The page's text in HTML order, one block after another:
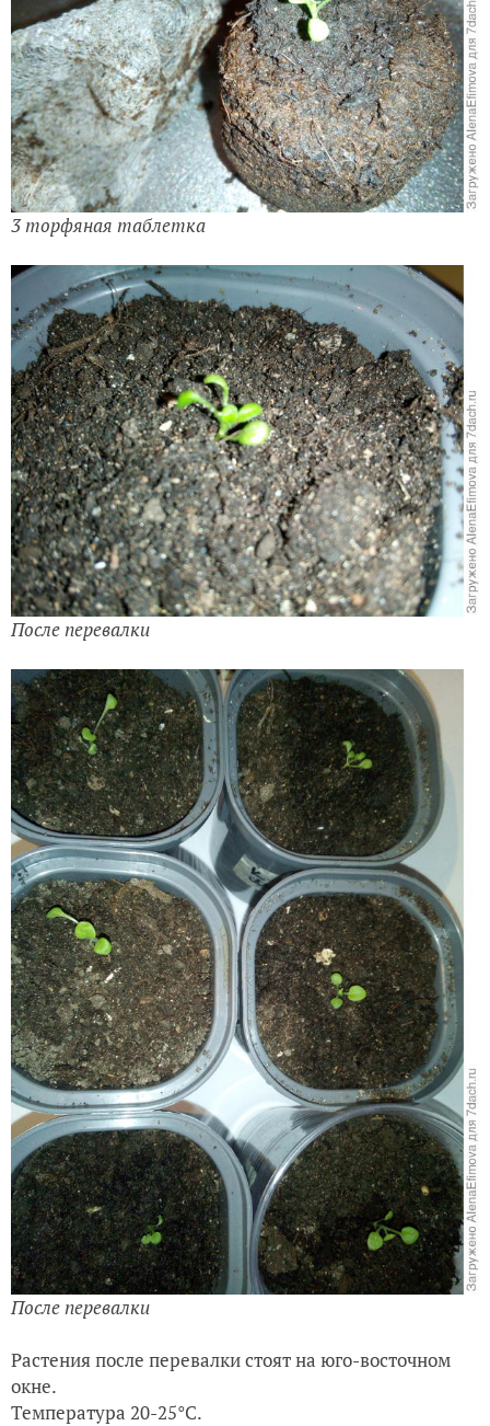
3 торфяная таблетка
После перевалки
После перевалки
Растения после перевалки стоят на юго-восточном
окне.
Температура 20-25°С.